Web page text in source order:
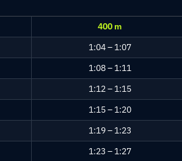
400 m
1:04 – 1:07
1:08 – 1:11
1:12 – 1:15
1:15 – 1:20
1:19 – 1:23
1:23 – 1:27